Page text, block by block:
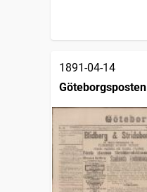
1891-04-14
Göteborgsposten